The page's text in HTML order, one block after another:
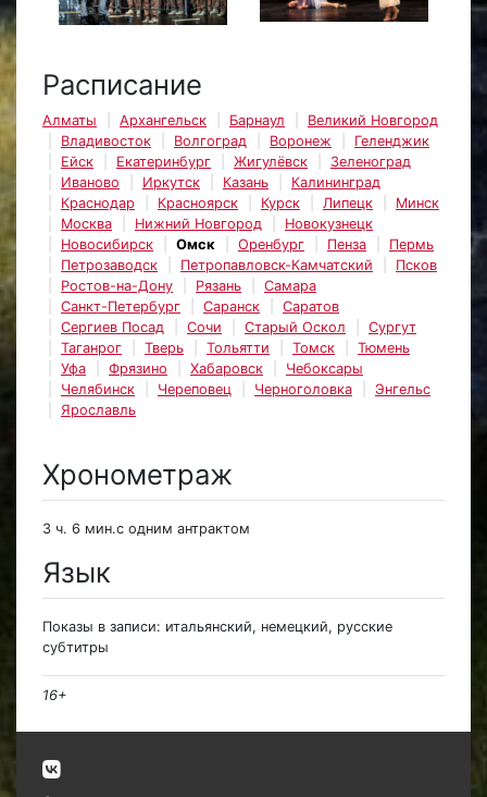
Расписание
Алматы Архангельск Барнаул
Великий Новгород
Владивосток
Волгоград Воронеж
Геленджик
Ейск
Екатеринбург Жигулёвск
Зеленоград
Иваново
Иркутск Казань
Калининград
Краснодар
Красноярск Курск Липецк
Минск
Москва
Нижний Новгород
Новокузнецк
Новосибирск
Омск Оренбург Пенза
Пермь
Петрозаводск
Петропавловск-Камчатский
Псков
Ростов-на-Дону
Рязань
Самара
Санкт-Петербург
Саранск
Саратов
Сергиев Посад
Сочи Старый Оскол
Сургут
Таганрог
Тверь Тольятти Томск
Тюмень
Уфа
Фрязино Хабаровск
Чебоксары
Челябинск
Череповец Черноголовка
Энгельс
Ярославль
Хронометраж
3 ч. 6 мин.с одним антрактом
Язык
Показы в записи: итальянский, немецкий, русские
субтитры
16+